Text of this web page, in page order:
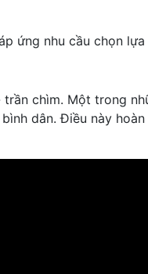
ứng nhu cầu chọn
chìm. Một trong
dân. Điều này